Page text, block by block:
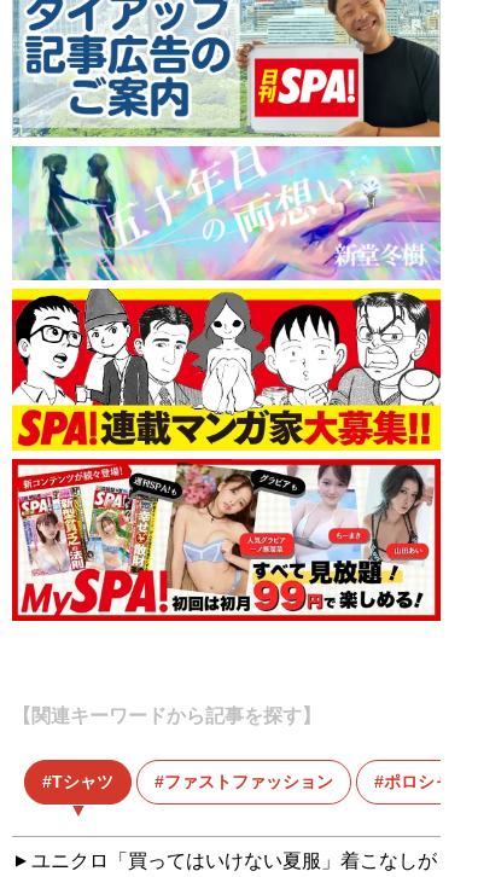
【関連キーワードから記事を探す】
Tシャツ ファストファッション ポロシャツ
ユニクロ「買ってはいけない夏服」着こなしが